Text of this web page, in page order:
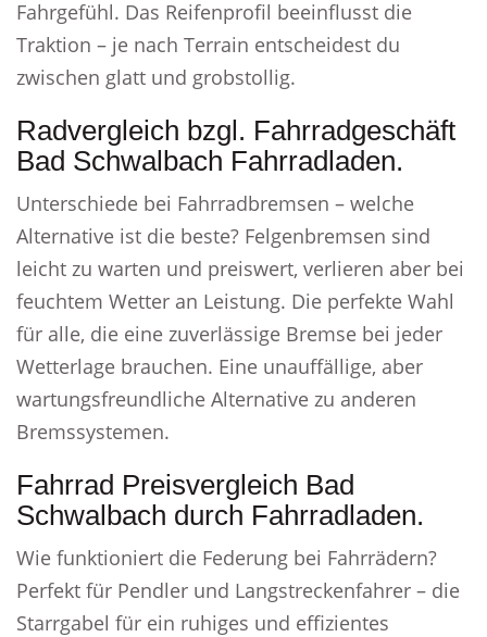
Fahrgefühl. Das Reifenprofil beeinflusst die
Traktion – je nach Terrain entscheidest du
zwischen glatt und grobstollig.
Radvergleich bzgl. Fahrradgeschäft
Bad Schwalbach Fahrradladen.
Unterschiede bei Fahrradbremsen – welche
Alternative ist die beste? Felgenbremsen sind
leicht zu warten und preiswert, verlieren aber bei
feuchtem Wetter an Leistung. Die perfekte Wahl
für alle, die eine zuverlässige Bremse bei jeder
Wetterlage brauchen. Eine unauffällige, aber
wartungsfreundliche Alternative zu anderen
Bremssystemen.
Fahrrad Preisvergleich Bad
Schwalbach durch Fahrradladen.
Wie funktioniert die Federung bei Fahrrädern?
Perfekt für Pendler und Langstreckenfahrer – die
Starrgabel für ein ruhiges und effizientes